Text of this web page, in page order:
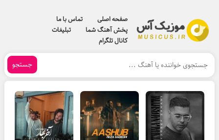
صفحه اصلی
تماس با ما
پخش آهنگ شما
تبلیغات
کانال تلگرام
جستجو